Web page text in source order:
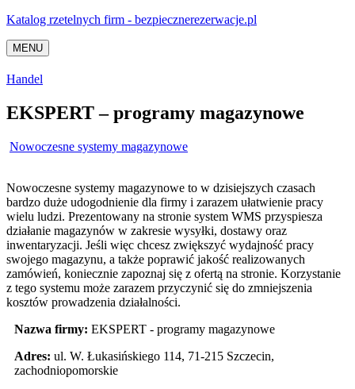
Katalog rzetelnych firm - bezpiecznerezerwacje.pl
MENU
Handel
EKSPERT – programy magazynowe
Nowoczesne systemy magazynowe
Nowoczesne systemy magazynowe to w dzisiejszych czasach
bardzo duże udogodnienie dla firmy i zarazem ułatwienie pracy
wielu ludzi. Prezentowany na stronie system WMS przyspiesza
działanie magazynów w zakresie wysyłki, dostawy oraz
inwentaryzacji. Jeśli więc chcesz zwiększyć wydajność pracy
swojego magazynu, a także poprawić jakość realizowanych
zamówień, koniecznie zapoznaj się z ofertą na stronie. Korzystanie
z tego systemu może zarazem przyczynić się do zmniejszenia
kosztów prowadzenia działalności.
Nazwa firmy: EKSPERT - programy magazynowe
Adres: ul. W. Łukasińskiego 114, 71-215 Szczecin,
zachodniopomorskie